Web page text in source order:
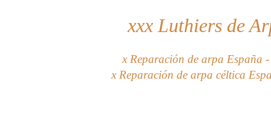
xxx Luthiers de
x Reparación de arpa España
x Reparación de arpa céltica